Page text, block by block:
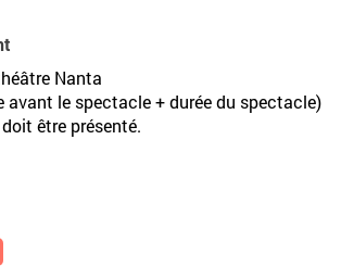
Nanta
avant le spectacle + durée du spectacle)
être présenté.